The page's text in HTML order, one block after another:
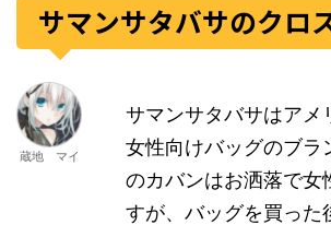
サマンサタバサのクロ
蔵地 マイ
サマンサタバサはアメ
女性向けバッグのブラ
のカバンはお洒落で女
すが、バッグを買った